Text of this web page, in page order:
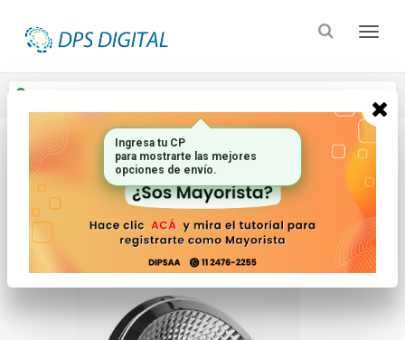
Inicio Iluminacion Lamparas
Ingresa tu CP
para mostrarte las mejores
opciones de envío.